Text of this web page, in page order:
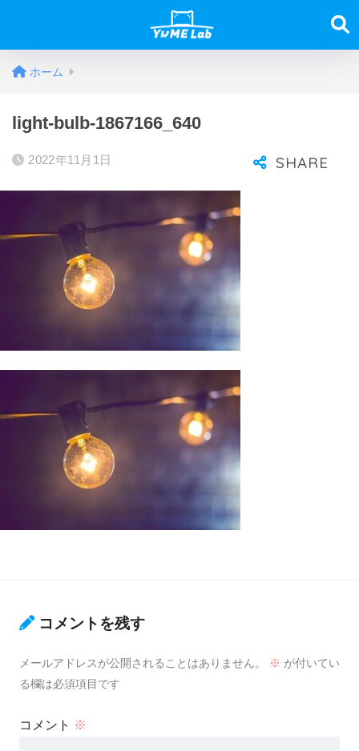
ホーム
light-bulb-1867166_640
2022年11月1日
コメントを残す
メールアドレスが公開されることはありません。 ※ が付いてい
る欄は必須項目です
コメント ※